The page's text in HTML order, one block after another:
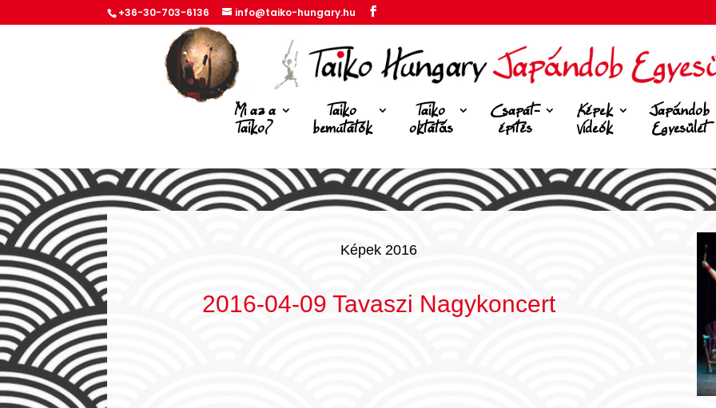
+36-30-703-6136 info@taiko-hungary.hu
Mi az a
Taiko?
Taiko
bemutatók
Taiko
oktatás
Csapat-
építés
Képek
Videók
Japándob
Egyesület
Képek 2016
2016-04-09 Tavaszi Nagykoncert